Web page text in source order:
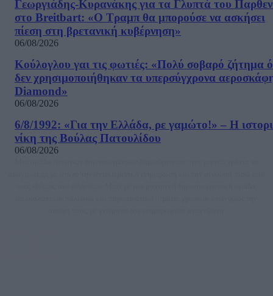
Γεωργιάδης-Κυρανάκης για τα Γλυπτά του
στο Breitbart: «Ο Τραμπ θα μπορούσε να ασκήσει
πίεση στη βρετανική κυβέρνηση»
06/08/2026
Κούλογλου γαι τις φωτιές: «Πολύ σοβαρό ζήτημα
δεν χρησιμοποιήθηκαν τα υπερσύγχρονα
Diamond»
06/08/2026
6/8/1992: «Για την Ελλάδα, ρε γαμώτο!» – Η
νίκη της Βούλας Πατουλίδου
06/08/2026